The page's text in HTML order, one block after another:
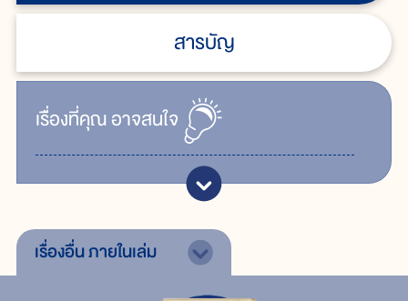
สารบัญ
เรื่ิองที่คุณอาจสนใจ
เรื่องอื่นภายในเล่ม